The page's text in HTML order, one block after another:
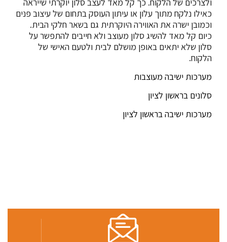
כאילו נלקח מתוך עלון או עיתון העוסק בתחום של עיצוב פנים
וכמובן ישרה את האווירה היוקרתית גם בשאר חלקי הבית.
כיום קל מאד להשיג סלון מעוצב ולא חייבים להתפשר על
סלון שלא יתאים באופן מושלם לבית ולטעם האישי של
הלקוח.
מערכות ישיבה מעוצבות
סלונים בראשון לציון
מערכות ישיבה בראשון לציון